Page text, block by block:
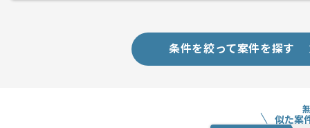
ご経験と実績に応じて別案件のご提案
新しいアイディアや技術を積極的に導入
条件を絞って案件を探す
似た案